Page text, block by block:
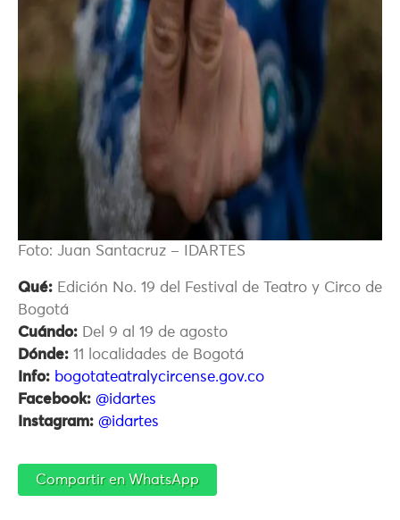
Foto: Juan Santacruz – IDARTES
Qué: Edición No. 19 del Festival de Teatro y Circo de
Bogotá
Cuándo: Del 9 al 19 de agosto
Dónde: 11 localidades de Bogotá
Info: bogotateatralycircense.gov.co
Facebook: @idartes
Instagram: @idartes
Compartir en WhatsApp